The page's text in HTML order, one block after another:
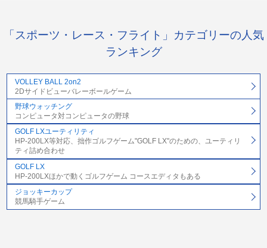
「スポーツ・レース・フライト」カテゴリーの人気
ランキング
VOLLEY BALL 2on2
2Dサイドビューバレーボールゲーム
野球ウォッチング
コンピュータ対コンピュータの野球
GOLF LXユーティリティ
HP-200LX等対応、拙作ゴルフゲーム"GOLF LX"のための、ユーティリ
ティ詰め合わせ
GOLF LX
HP-200LXほかで動くゴルフゲーム コースエディタもある
ジョッキーカップ
競馬騎手ゲーム